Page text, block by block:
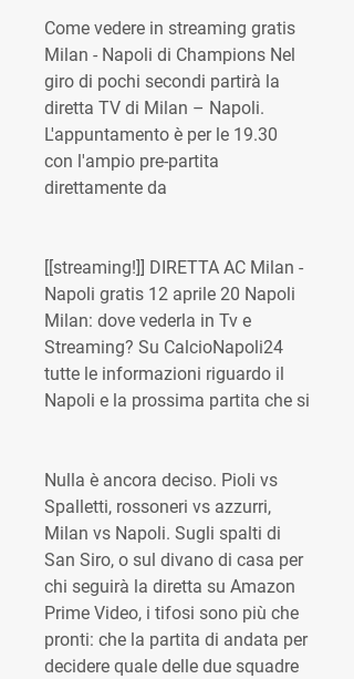
Come vedere in streaming gratis
Milan - Napoli di Champions Nel
giro di pochi secondi partirà la
diretta TV di Milan – Napoli.
L'appuntamento è per le 19.30
con l'ampio pre-partita
direttamente da
[[streaming!]] DIRETTA AC Milan -
Napoli gratis 12 aprile 20 Napoli
Milan: dove vederla in Tv e
Streaming? Su CalcioNapoli24
tutte le informazioni riguardo il
Napoli e la prossima partita che si
Nulla è ancora deciso. Pioli vs
Spalletti, rossoneri vs azzurri,
Milan vs Napoli. Sugli spalti di
San Siro, o sul divano di casa per
chi seguirà la diretta su Amazon
Prime Video, i tifosi sono più che
pronti: che la partita di andata per
decidere quale delle due squadre